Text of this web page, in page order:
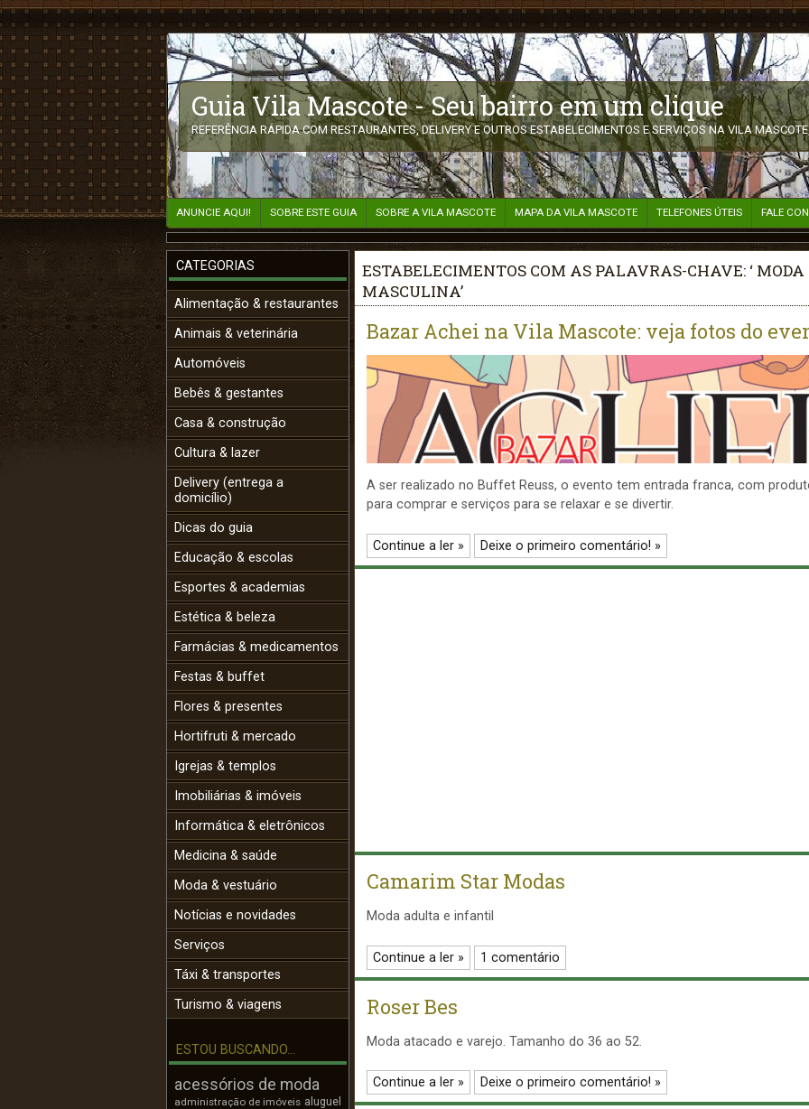
Guia Vila Mascote - Seu bairro em um clique
REFERÊNCIA RÁPIDA COM RESTAURANTES, DELIVERY E OUTROS ESTABELECIMENTOS E SERVIÇOS NA VILA
ANUNCIE AQUI! SOBRE ESTE GUIA SOBRE A VILA MASCOTE MAPA DA VILA MASCOTE TELEFONES ÚTEIS FALE
CATEGORIAS
Alimentação & restaurantes
Animais & veterinária
Automóveis
Bebês & gestantes
Casa & construção
Cultura & lazer
Delivery (entrega a
domicílio)
Dicas do guia
Educação & escolas
Esportes & academias
Estética & beleza
Farmácias & medicamentos
Festas & buffet
Flores & presentes
Hortifruti & mercado
Igrejas & templos
Imobiliárias & imóveis
Informática & eletrônicos
Medicina & saúde
Moda & vestuário
Notícias e novidades
Serviços
Táxi & transportes
Turismo & viagens
ESTOU BUSCANDO...
acessórios de moda
administração de imóveis aluguel
ESTABELECIMENTOS COM AS PALAVRAS-CHAVE: ‘ MODA
MASCULINA’
Bazar Achei na Vila Mascote: veja fotos do
A ser realizado no Buffet Reuss, o evento tem entrada franca, com
para comprar e serviços para se relaxar e se divertir.
Continue a ler » Deixe o primeiro comentário! »
Camarim Star Modas
Moda adulta e infantil
Continue a ler » 1 comentário
Roser Bes
Moda atacado e varejo. Tamanho do 36 ao 52.
Continue a ler » Deixe o primeiro comentário! »